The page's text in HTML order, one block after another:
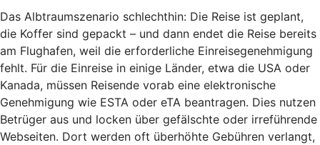
Das Albtraumszenario schlechthin: Die Reise ist geplant,
die Koffer sind gepackt – und dann endet die Reise bereits
am Flughafen, weil die erforderliche Einreisegenehmigung
fehlt. Für die Einreise in einige Länder, etwa die USA oder
Kanada, müssen Reisende vorab eine elektronische
Genehmigung wie ESTA oder eTA beantragen. Dies nutzen
Betrüger aus und locken über gefälschte oder irreführende
Webseiten. Dort werden oft überhöhte Gebühren verlangt,